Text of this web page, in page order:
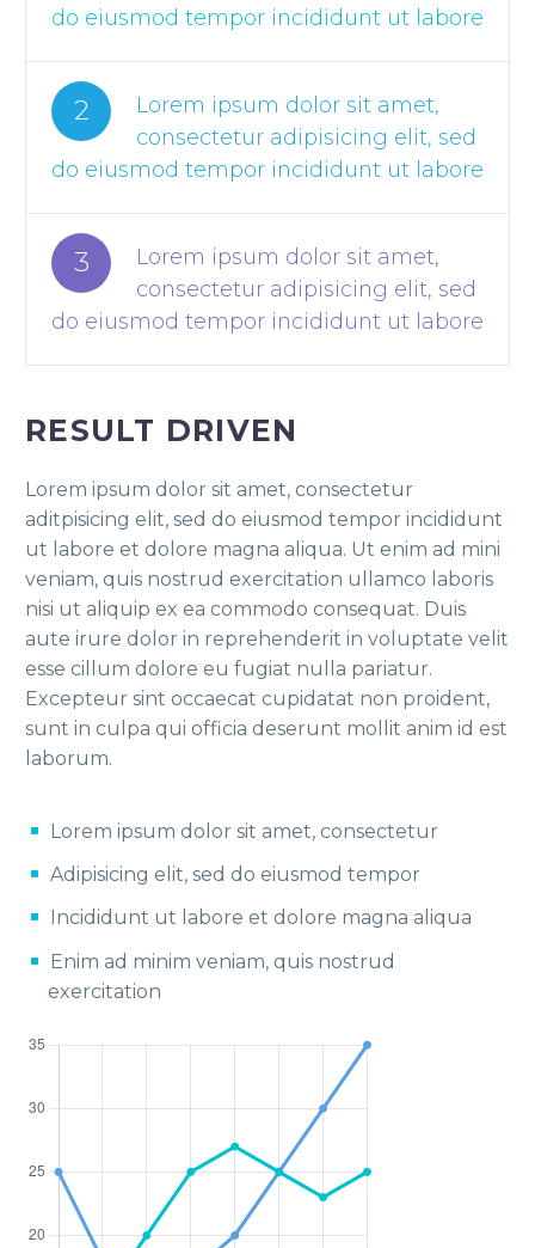
do eiusmod tempor incididunt ut labore
2
Lorem ipsum dolor sit amet,
consectetur adipisicing elit, sed
do eiusmod tempor incididunt ut labore
3
Lorem ipsum dolor sit amet,
consectetur adipisicing elit, sed
do eiusmod tempor incididunt ut labore
RESULT DRIVEN
Lorem ipsum dolor sit amet, consectetur
aditpisicing elit, sed do eiusmod tempor incididunt
ut labore et dolore magna aliqua. Ut enim ad mini
veniam, quis nostrud exercitation ullamco laboris
nisi ut aliquip ex ea commodo consequat. Duis
aute irure dolor in reprehenderit in voluptate velit
esse cillum dolore eu fugiat nulla pariatur.
Excepteur sint occaecat cupidatat non proident,
sunt in culpa qui officia deserunt mollit anim id est
laborum.
Lorem ipsum dolor sit amet, consectetur
Adipisicing elit, sed do eiusmod tempor
Incididunt ut labore et dolore magna aliqua
Enim ad minim veniam, quis nostrud
exercitation